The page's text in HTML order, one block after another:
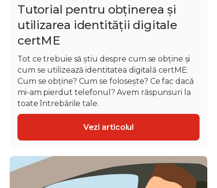
Tutorial pentru obținerea și
utilizarea identității digitale
certME
Tot ce trebuie să știu despre cum se obține și
cum se utilizează identitatea digitală certME.
Cum se obține? Cum se folosește? Ce fac dacă
mi-am pierdut telefonul? Avem răspunsuri la
toate întrebările tale.
Vezi articolul